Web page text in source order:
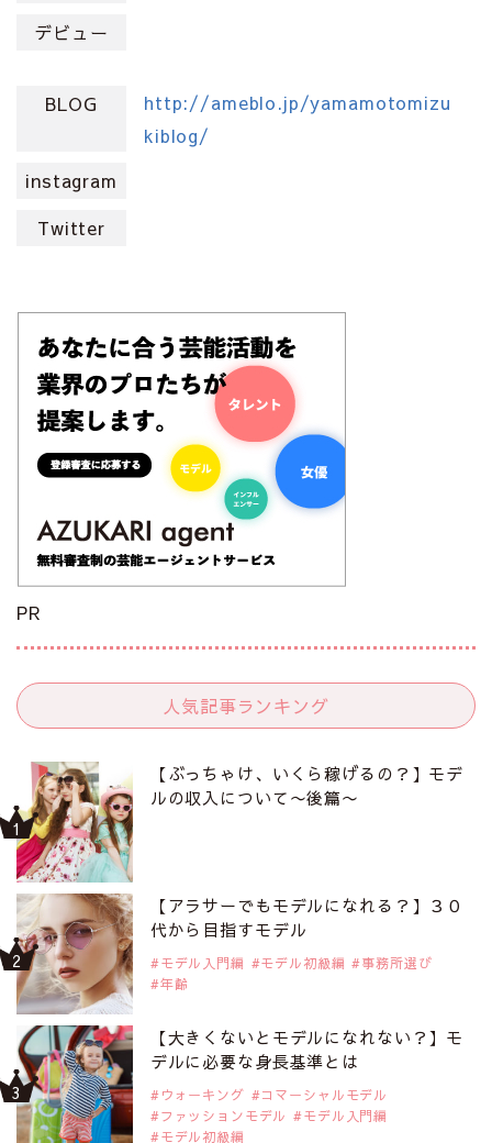
デビュー
BLOG
http://ameblo.jp/yamamotomizu
kiblog/
instagram
Twitter
PR
人気記事ランキング
【ぶっちゃけ、いくら稼げるの？】モデ
ルの収入について〜後篇〜
【アラサーでもモデルになれる？】３０
代から目指すモデル
モデル入門編 モデル初級編
事務所選び
年齢
【大きくないとモデルになれない？】モ
デルに必要な身長基準とは
ウォーキング
コマーシャルモデル
ファッションモデル
モデル入門編
モデル初級編